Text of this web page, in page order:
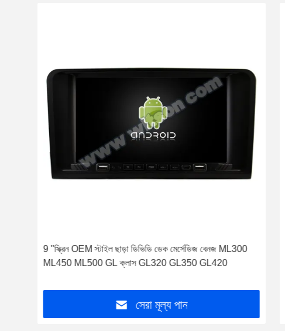
9 "স্ক্রিন OEM স্টাইল ছাড়া ডিভিডি ডেক মের্সেডিজ বেনজ ML300
ML450 ML500 GL ক্লাস GL320 GL350 GL420
সেরা মূল্য পান